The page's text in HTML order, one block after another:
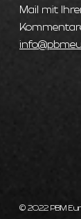
Mail mit
© 2022 PBM